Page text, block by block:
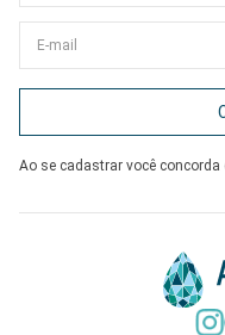
Ao se cadastrar você